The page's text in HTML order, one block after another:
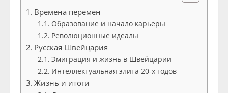
Времена перемен
Образование и начало карьеры
Революционные идеалы
Русская Швейцария
Эмиграция и жизнь в Швейцарии
Интеллектуальная элита 20-х годов
Жизнь и итоги